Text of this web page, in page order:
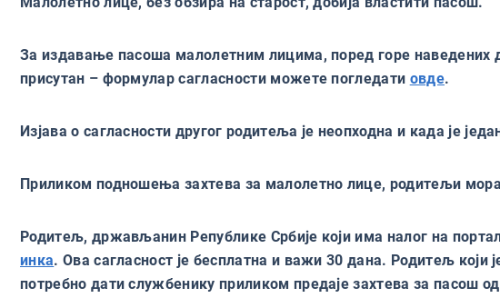
За издавање пасоша малолетним лицима, поред горе наведених
присутан – формулар сагласности можете погледати овде.
Изјава о сагласности другог родитеља је неопходна и када је
Приликом подношења захтева за малолетно лице, родитељи
Родитељ, држављанин Републике Србије који има налог на
инка. Ова сагласност је бесплатна и важи 30 дана. Родитељ који
потребно дати службенику приликом предаје захтева за пасош